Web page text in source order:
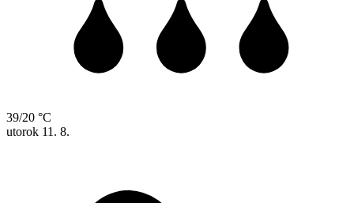
39/20 °C
utorok 11. 8.